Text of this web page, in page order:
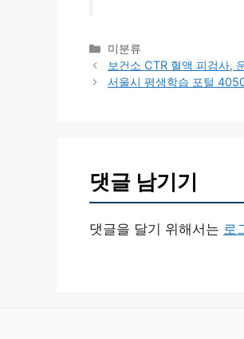
카
테
고
미분류
보건소 CTR 혈액 피검사,
서울시 평생학습 포털
댓글 남기기
댓글을 달기 위해서는 로